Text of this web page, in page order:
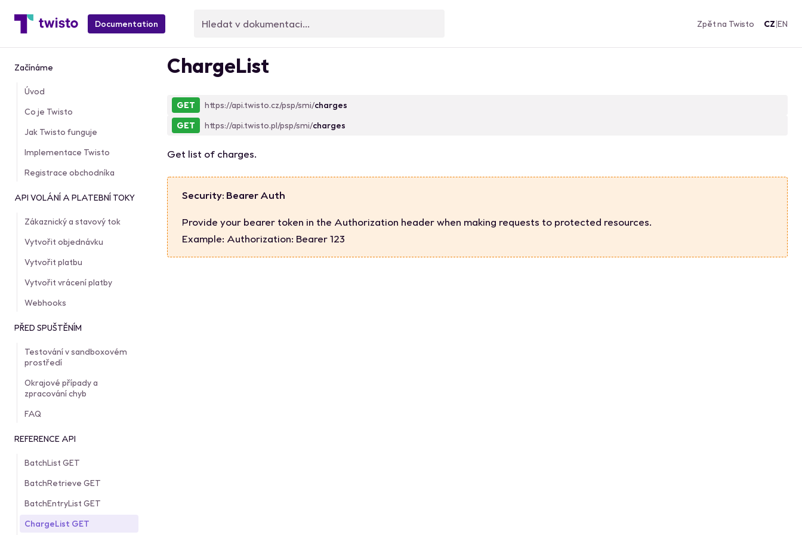
Documentation Zpět na Twisto CZ|EN
Začínáme
Úvod
Co je Twisto
Jak Twisto funguje
Implementace Twisto
Registrace obchodníka
API VOLÁNÍ A PLATEBNÍ TOKY
Zákaznický a stavový tok
Vytvořit objednávku
Vytvořit platbu
Vytvořit vrácení platby
Webhooks
PŘED SPUŠTĚNÍM
Testování v sandboxovém
prostředí
Okrajové případy a
zpracování chyb
FAQ
REFERENCE API
BatchList GET
BatchRetrieve GET
BatchEntryList GET
ChargeList GET
ChargeList
GET https://api.twisto.cz/psp/smi/charges
GET
https://api.twisto.pl/psp/smi/charges
Get list of charges.
Security: Bearer Auth
Provide your bearer token in the Authorization header when making requests to protected resources.
Example: Authorization: Bearer 123